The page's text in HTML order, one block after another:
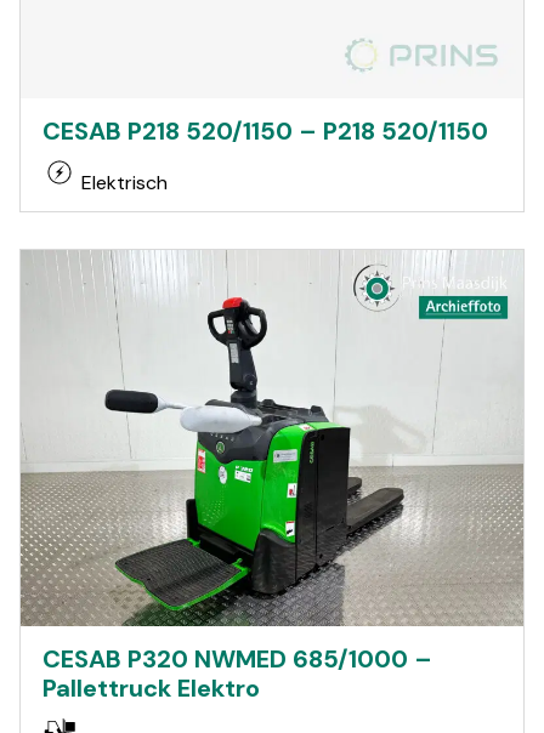
CESAB P218 520/1150 – P218 520/1150
Elektrisch
CESAB P320 NWMED 685/1000 –
Pallettruck Elektro